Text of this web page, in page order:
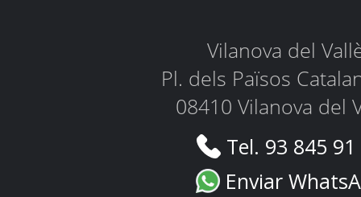
Vilanova del
Pl. dels Països
08410 Vilanova del
Tel. 93 845
Enviar